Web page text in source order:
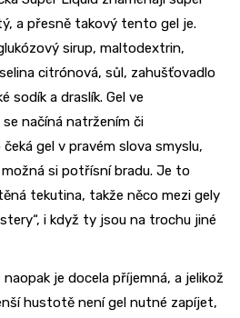
a přesně takový tento gel je.
sirup, maltodextrin,
citrónová, sůl, zahušťovadlo
sodík a draslík. Gel ve
načíná natržením či
gel v pravém slova smyslu,
si potřísní bradu. Je to
tekutina, takže něco mezi gely
i když ty jsou na trochu jiné
je docela příjemná, a jelikož
hustotě není gel nutné zapíjet,